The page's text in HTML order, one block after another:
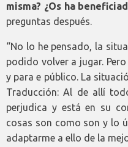
misma? ¿Os ha
preguntas después.
“No lo he pensado, la
podido volver a jugar.
y para e público. La
Traducción: Al de allí
perjudica y está en su
cosas son como son y lo
adaptarme a ello de la